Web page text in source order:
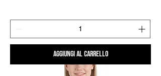
Aggiungi al carrello